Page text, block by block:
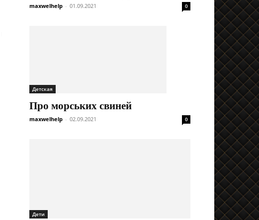
maxwelhelp - 01.09.2021 0
Детская
Про морських свиней
maxwelhelp - 02.09.2021 0
Дети